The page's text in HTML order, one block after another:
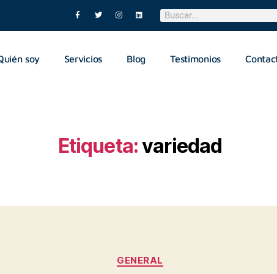
soy Servicios Blog Testimonios
Etiqueta:variedad
GENERAL